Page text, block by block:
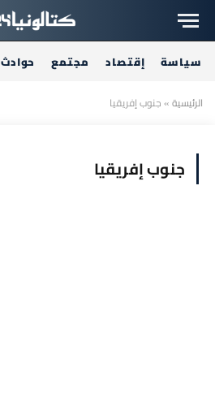
سياسة إقتصاد مجتمع حوادث
الرئيسية»جنوب إفريقيا
جنوب إفريقيا